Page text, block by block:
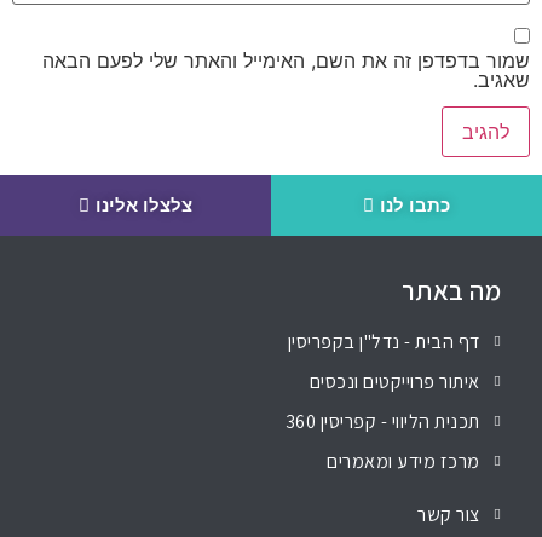
שמור בדפדפן זה את השם, האימייל והאתר שלי לפעם הבאה
שאגיב.
כתבו לנו צלצלו אלינו
מה באתר
דף הבית - נדל"ן בקפריסין
איתור פרוייקטים ונכסים
תכנית הליווי - קפריסין 360
מרכז מידע ומאמרים
צור קשר